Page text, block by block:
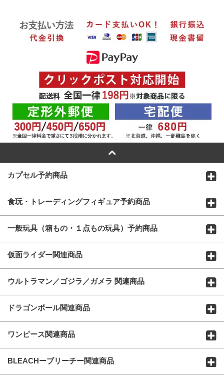
カプセル予約商品
食玩・トレーディングフィギュア予約商品
一般玩具（箱もの・１点もの玩具）予約商品
仮面ライダー関連商品
ウルトラマン／ゴジラ／ガメラ 関連商品
ドラゴンボール関連商品
ワンピース関連商品
BLEACHーブリーチー関連商品